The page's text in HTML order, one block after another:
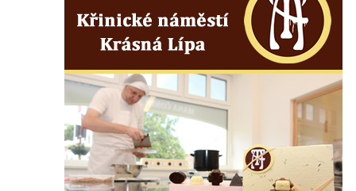
Kostel Nanebevzetí Panny Marie v Hostíně
Hřbitovní kaple na hřbitově v Lužci nad
Vltavou
Márnice na hřbitově v Lužci nad Vltavou
Márnice na hřbitově v Hrobčicích
Kostel svatého Havla na hřbitově v